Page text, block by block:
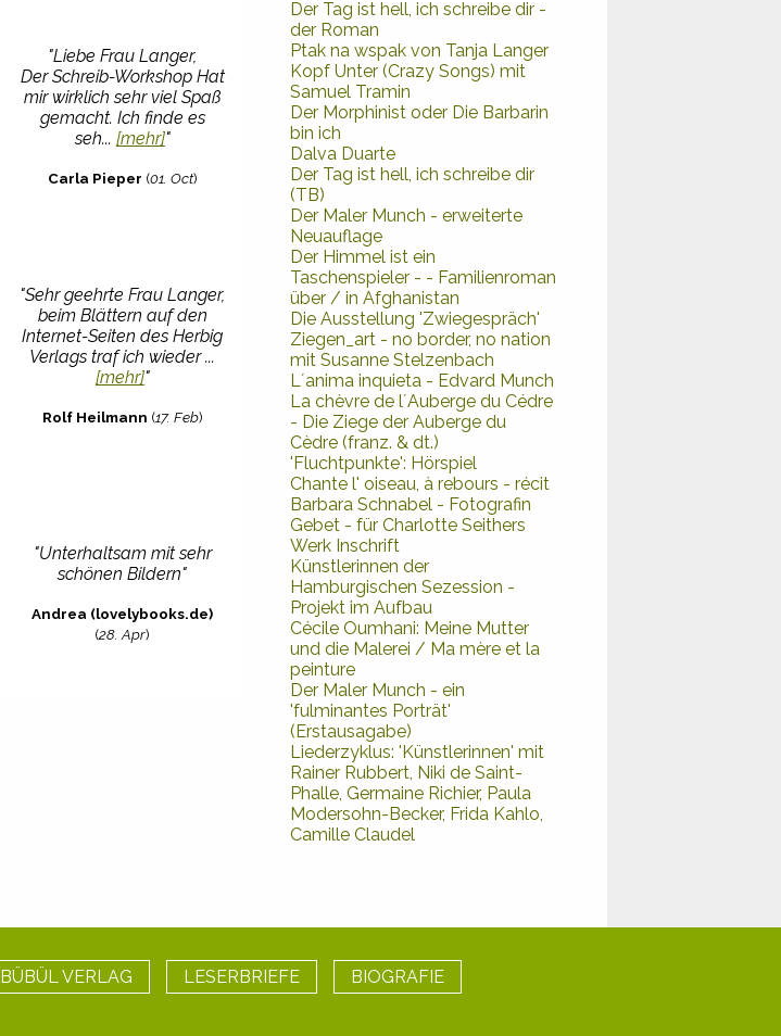
"Liebe Frau Langer,
Der Schreib-Workshop Hat
mir wirklich sehr viel Spaß
gemacht. Ich finde es
seh... [mehr]"
Carla Pieper (01. Oct)
"Sehr geehrte Frau Langer,
beim Blättern auf den
Internet-Seiten des Herbig
Verlags traf ich wieder ...
[mehr]"
Rolf Heilmann (17. Feb)
"Unterhaltsam mit sehr
schönen Bildern"
Andrea (lovelybooks.de)
(28. Apr)
Der Tag ist hell, ich schreibe dir -
der Roman
Ptak na wspak von Tanja Langer
Kopf Unter (Crazy Songs) mit
Samuel Tramin
Der Morphinist oder Die Barbarin
bin ich
Dalva Duarte
Der Tag ist hell, ich schreibe dir
(TB)
Der Maler Munch - erweiterte
Neuauflage
Der Himmel ist ein
Taschenspieler - - Familienroman
über / in Afghanistan
Die Ausstellung 'Zwiegespräch'
Ziegen_art - no border, no nation
mit Susanne Stelzenbach
L´anima inquieta - Edvard Munch
La chèvre de l´Auberge du Cédre
- Die Ziege der Auberge du
Cèdre (franz. & dt.)
'Fluchtpunkte': Hörspiel
Chante l' oiseau, à rebours - récit
Barbara Schnabel - Fotografin
Gebet - für Charlotte Seithers
Werk Inschrift
Künstlerinnen der
Hamburgischen Sezession -
Projekt im Aufbau
Cécile Oumhani: Meine Mutter
und die Malerei / Ma mère et la
peinture
Der Maler Munch - ein
'fulminantes Porträt'
(Erstausagabe)
Liederzyklus: 'Künstlerinnen' mit
Rainer Rubbert, Niki de Saint-
Phalle, Germaine Richier, Paula
Modersohn-Becker, Frida Kahlo,
Camille Claudel
BÜBÜL VERLAG LESERBRIEFE BIOGRAFIE